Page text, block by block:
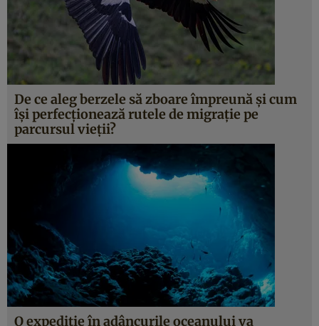
De ce aleg berzele să zboare împreună și cum
își perfecționează rutele de migrație pe
parcursul vieții?
O expediție în adâncurile oceanului va